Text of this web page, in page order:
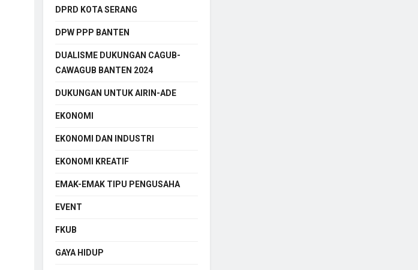
DPRD KOTA SERANG
DPW PPP BANTEN
DUALISME DUKUNGAN CAGUB-
CAWAGUB BANTEN 2024
DUKUNGAN UNTUK AIRIN-ADE
EKONOMI
EKONOMI DAN INDUSTRI
EKONOMI KREATIF
EMAK-EMAK TIPU PENGUSAHA
EVENT
FKUB
GAYA HIDUP